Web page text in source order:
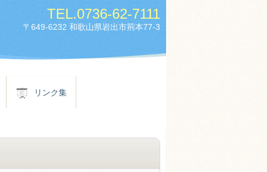
TEL.0736-62-7111
〒649-6232 和歌山県岩出市荊本77-3
リンク集